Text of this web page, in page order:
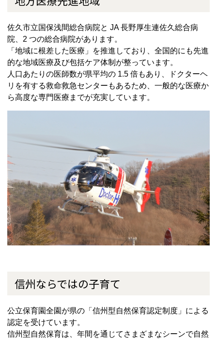
佐久市立国保浅間総合病院と JA 長野厚生連佐久総合病
院、2 つの総合病院があります。
「地域に根差した医療」を推進しており、全国的にも先進
的な地域医療及び包括ケア体制が整っています。
人口あたりの医師数が県平均の 1.5 倍もあり、ドクターヘ
リを有する救命救急センターもあるため、一般的な医療か
ら高度な専門医療までが充実しています。
信州ならではの子育て
公立保育園全園が県の「信州型自然保育認定制度」による
認定を受けています。
信州型自然保育は、年間を通じてさまざまなシーンで自然